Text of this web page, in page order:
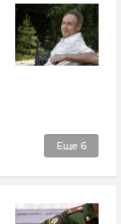
Еще 6